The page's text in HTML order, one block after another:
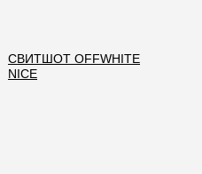
СВИТШОТ OFFWHITE
NICE